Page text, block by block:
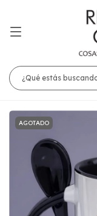
AGOTADO